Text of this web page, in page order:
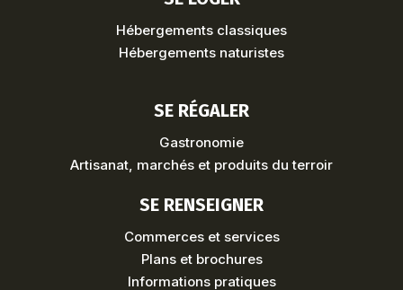
Hébergements classiques
Hébergements naturistes
SE RÉGALER
Gastronomie
Artisanat, marchés et produits du terroir
SE RENSEIGNER
Commerces et services
Plans et brochures
Informations pratiques